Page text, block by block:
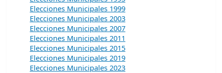
Elecciones Municipales 1999
Elecciones Municipales 2003
Elecciones Municipales 2007
Elecciones Municipales 2011
Elecciones Municipales 2015
Elecciones Municipales 2019
Elecciones Municipales 2023